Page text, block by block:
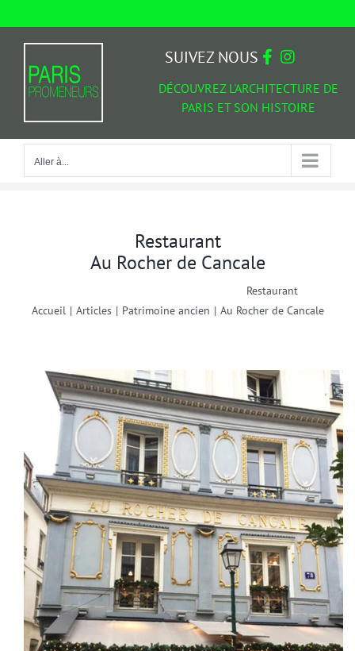
Aller à...
DÉCOUVREZ L'ARCHITECTURE DE
PARIS ET SON HISTOIRE
SUIVEZ NOUS
Aller à...
Restaurant
Au Rocher de Cancale
Accueil | Articles | Patrimoine ancien |
Restaurant
Au Rocher de Cancale